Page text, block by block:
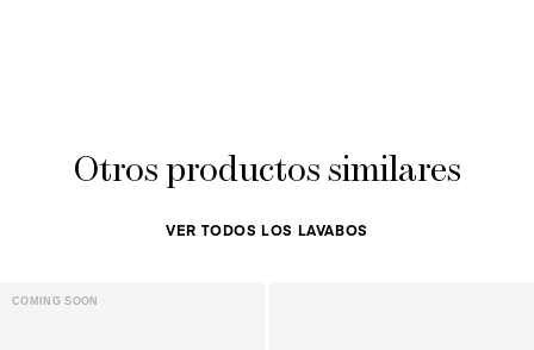
Otros productos similares
VER TODOS LOS LAVABOS
COMING SOON